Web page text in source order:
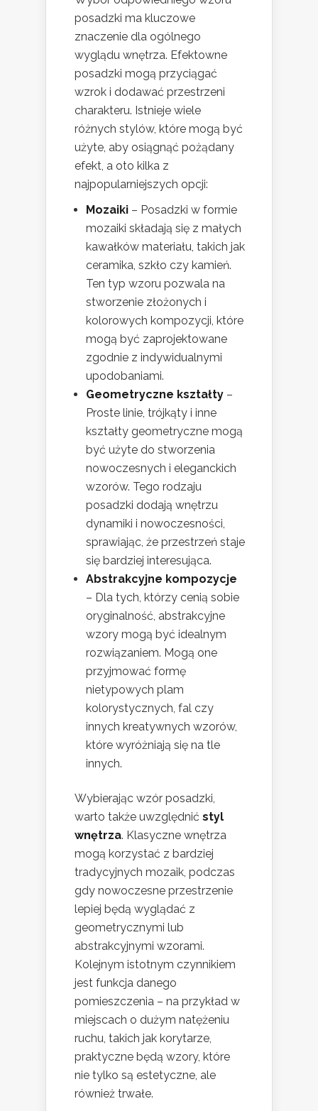
posadzki ma kluczowe
znaczenie dla ogólnego
wyglądu wnętrza. Efektowne
posadzki mogą przyciągać
wzrok i dodawać przestrzeni
charakteru. Istnieje wiele
różnych stylów, które mogą być
użyte, aby osiągnąć pożądany
efekt, a oto kilka z
najpopularniejszych opcji:
Mozaiki – Posadzki w formie
mozaiki składają się z małych
kawałków materiału, takich jak
ceramika, szkło czy kamień.
Ten typ wzoru pozwala na
stworzenie złożonych i
kolorowych kompozycji, które
mogą być zaprojektowane
zgodnie z indywidualnymi
upodobaniami.
Geometryczne kształty –
Proste linie, trójkąty i inne
kształty geometryczne mogą
być użyte do stworzenia
nowoczesnych i eleganckich
wzorów. Tego rodzaju
posadzki dodają wnętrzu
dynamiki i nowoczesności,
sprawiając, że przestrzeń staje
się bardziej interesująca.
Abstrakcyjne kompozycje
– Dla tych, którzy cenią sobie
oryginalność, abstrakcyjne
wzory mogą być idealnym
rozwiązaniem. Mogą one
przyjmować formę
nietypowych plam
kolorystycznych, fal czy
innych kreatywnych wzorów,
które wyróżniają się na tle
innych.
Wybierając wzór posadzki,
warto także uwzględnić styl
wnętrza. Klasyczne wnętrza
mogą korzystać z bardziej
tradycyjnych mozaik, podczas
gdy nowoczesne przestrzenie
lepiej będą wyglądać z
geometrycznymi lub
abstrakcyjnymi wzorami.
Kolejnym istotnym czynnikiem
jest funkcja danego
pomieszczenia – na przykład w
miejscach o dużym natężeniu
ruchu, takich jak korytarze,
praktyczne będą wzory, które
nie tylko są estetyczne, ale
również trwałe.